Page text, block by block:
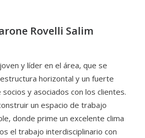
Rovelli Salim
y líder en el área, que se
horizontal y un fuerte
y asociados con los clientes.
un espacio de trabajo
donde prime un excelente clima
el trabajo interdisciplinario con